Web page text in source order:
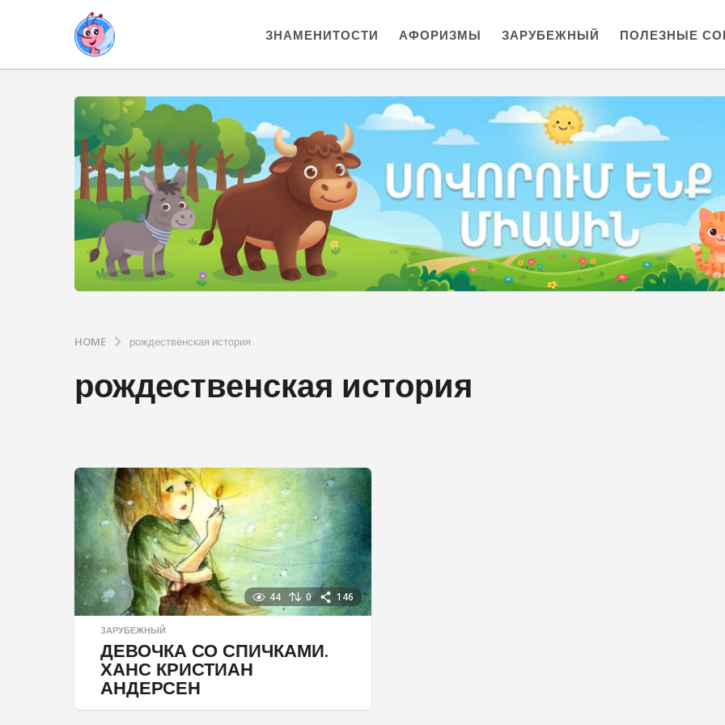
ЗНАМЕНИТОСТИ АФОРИЗМЫ ЗАРУБЕЖНЫЙ ПОЛЕЗНЫЕ
HOME рождественская история
рождественская история
44 0 146
ЗАРУБЕЖНЫЙ
ДЕВОЧКА СО СПИЧКАМИ.
ХАНС КРИСТИАН
АНДЕРСЕН